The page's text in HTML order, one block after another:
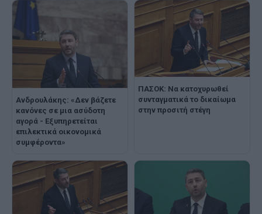
Ανδρουλάκης: «Δεν βάζετε
κανόνες σε μια ασύδοτη
αγορά - Εξυπηρετείται
επιλεκτικά οικονομικά
συμφέροντα»
ΠΑΣΟΚ: Να κατοχυρωθεί
συνταγματικά το δικαίωμα
στην προσιτή στέγη